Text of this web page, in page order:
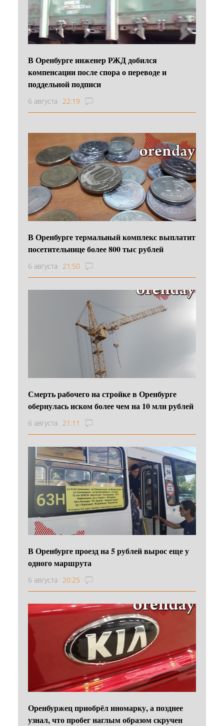
В Оренбурге инженер РЖД добился
компенсации после спора о переводе и
поддельной подписи
6 августа 22:19
В Оренбурге термальный комплекс выплатит
посетительнице более 800 тыс рублей
6 августа 21:50
Смерть рабочего на стройке в Оренбурге
обернулась иском более чем на 10 млн рублей
6 августа 21:11
В Оренбурге проезд на 5 рублей вырос еще у
одного маршрута
6 августа 20:25
Оренбуржец приобрёл иномарку, а позднее
узнал, что пробег наглым образом скручен